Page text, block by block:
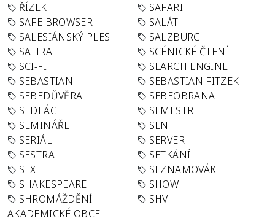
ŘÍZEK
SAFARI
SAFE BROWSER
SALÁT
SALESIÁNSKÝ PLES
SALZBURG
SATIRA
SCÉNICKÉ ČTENÍ
SCI-FI
SEARCH ENGINE
SEBASTIAN
SEBASTIAN FITZEK
SEBEDŮVĚRA
SEBEOBRANA
SEDLÁCI
SEMESTR
SEMINÁŘE
SEN
SERIÁL
SERVER
SESTRA
SETKÁNÍ
SEX
SEZNAMOVÁK
SHAKESPEARE
SHOW
SHROMÁŽDĚNÍ
AKADEMICKÉ OBCE
SHV